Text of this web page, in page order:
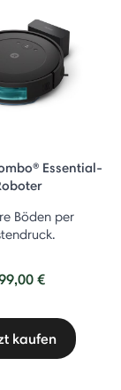
Essential-
Böden per
€
kaufen